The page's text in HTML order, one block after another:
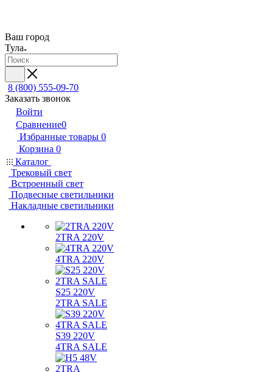
Ваш город
Тула
8 (800) 555-09-70
Заказать звонок
Войти
Сравнение0
Избранные товары 0
Корзина 0
Каталог
Трековый свет
Встроенный свет
Подвесные светильники
Накладные светильники
2TRA 220V
4TRA 220V
S25 220V
2TRA SALE
S39 220V
4TRA SALE